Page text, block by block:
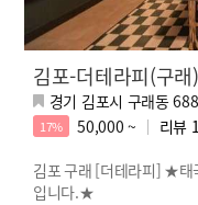
김포-더테라피(구래)
경기 김포시 구래동
17% 50,000 ~ 리뷰
김포 구래 [더테라피] ★태
입니다.★